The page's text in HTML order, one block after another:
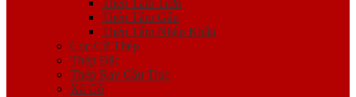
Thép Tấm Trơn
Thép Tấm Gân
Thép Tấm Nhập Khẩu
Cọc Cừ Thép
Thép Đặc
Thép Ray Cầu Trục
Xà Gồ